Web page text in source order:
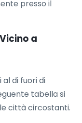
presso il
a
di fuori di
tabella si
città circostanti.